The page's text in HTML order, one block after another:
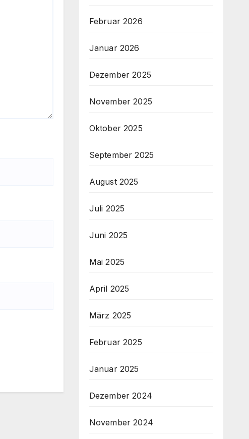
Februar 2026
Januar 2026
Dezember 2025
November 2025
Oktober 2025
September 2025
August 2025
Juli 2025
Juni 2025
Mai 2025
April 2025
März 2025
Februar 2025
Januar 2025
Dezember 2024
November 2024